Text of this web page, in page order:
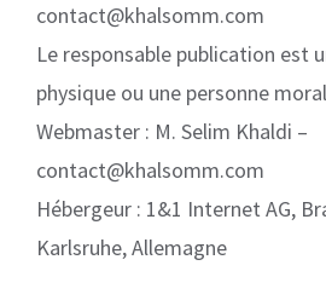
contact@khalsomm.com
Le responsable publication est
physique ou une personne
Webmaster : M. Selim Khaldi –
contact@khalsomm.com
Hébergeur : 1&1 Internet AG,
Karlsruhe, Allemagne